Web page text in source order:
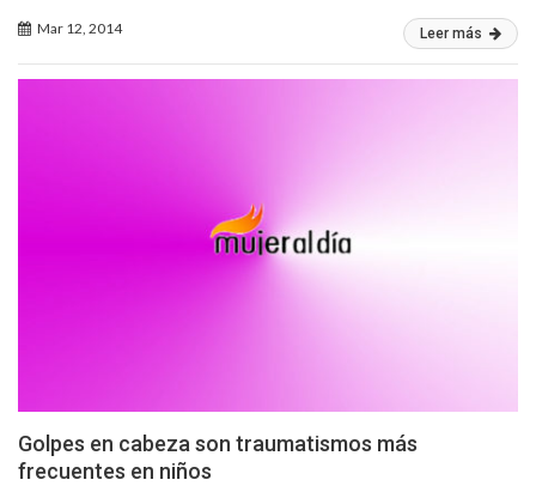
Mar 12, 2014 Leer más
Golpes en cabeza son traumatismos más
frecuentes en niños